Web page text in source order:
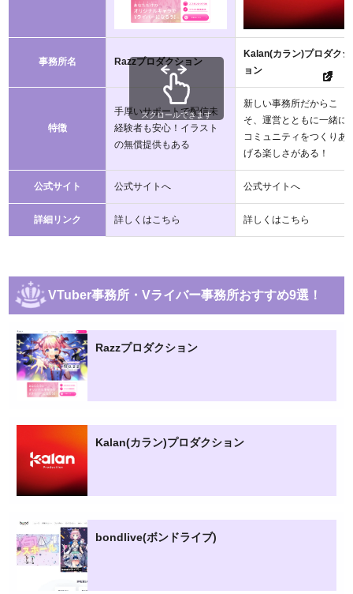
事務所名 Razzプロダクション
Kalan(カラン)プロダクシ
ョン
特徴
手厚いサポートで配信未
経験者も安心！イラスト
の無償提供もある
新しい事務所だからこ
そ、運営とともに一緒に
コミュニティをつくりあ
げる楽しさがある！
公式サイト 公式サイトへ 公式サイトへ
詳細リンク 詳しくはこちら 詳しくはこちら
スクロールできます
VTuber事務所・Vライバー事務所おすすめ9選！
Razzプロダクション
Kalan(カラン)プロダクション
bondlive(ボンドライブ)